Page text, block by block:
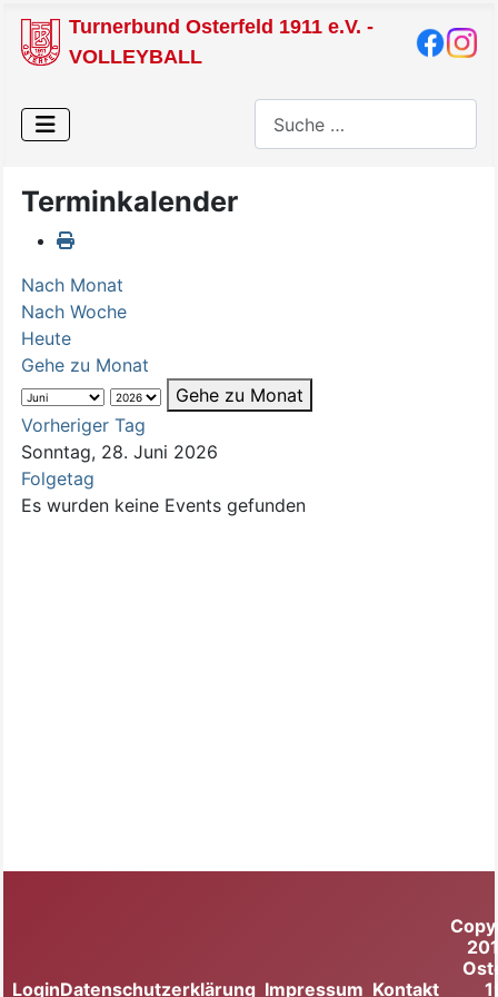
Turnerbund Osterfeld 1911 e.V. -
VOLLEYBALL
Terminkalender
Nach Monat
Nach Woche
Heute
Gehe zu Monat
Gehe zu Monat
Vorheriger Tag
Sonntag, 28. Juni 2026
Folgetag
Es wurden keine Events gefunden
LoginDatenschutzerklärung Impressum Kontakt